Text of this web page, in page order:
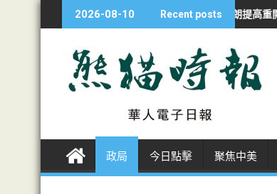
k
e
2026-08-10 Recent posts
模型Astra開發 伊朗提高重開霍峽對美叫價 六大要求超
政局 今日點擊 聚焦中美